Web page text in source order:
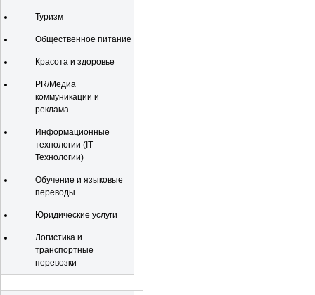
Туризм
Общественное питание
Красота и здоровье
PR/Медиа
коммуникации и
реклама
Информационные
технологии (IT-
Технологии)
Обучение и языковые
переводы
Юридические услуги
Логистика и
транспортные
перевозки